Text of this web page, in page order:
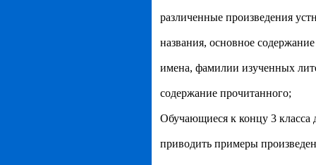
различенные произведения
названия, основное
имена, фамилии изученных
содержание прочитанного;
Обучающиеся к концу 3 класса
приводить примеры